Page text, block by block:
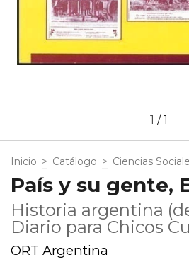
1 /1
Inicio > Catálogo > Ciencias
País y su gente,
Historia argentina
Diario para Chicos
ORT Argentina